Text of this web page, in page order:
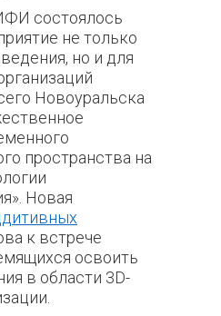
состоялось
не только
но и для
Новоуральска
пространства на
Новая
к встрече
освоить
в области 3D-